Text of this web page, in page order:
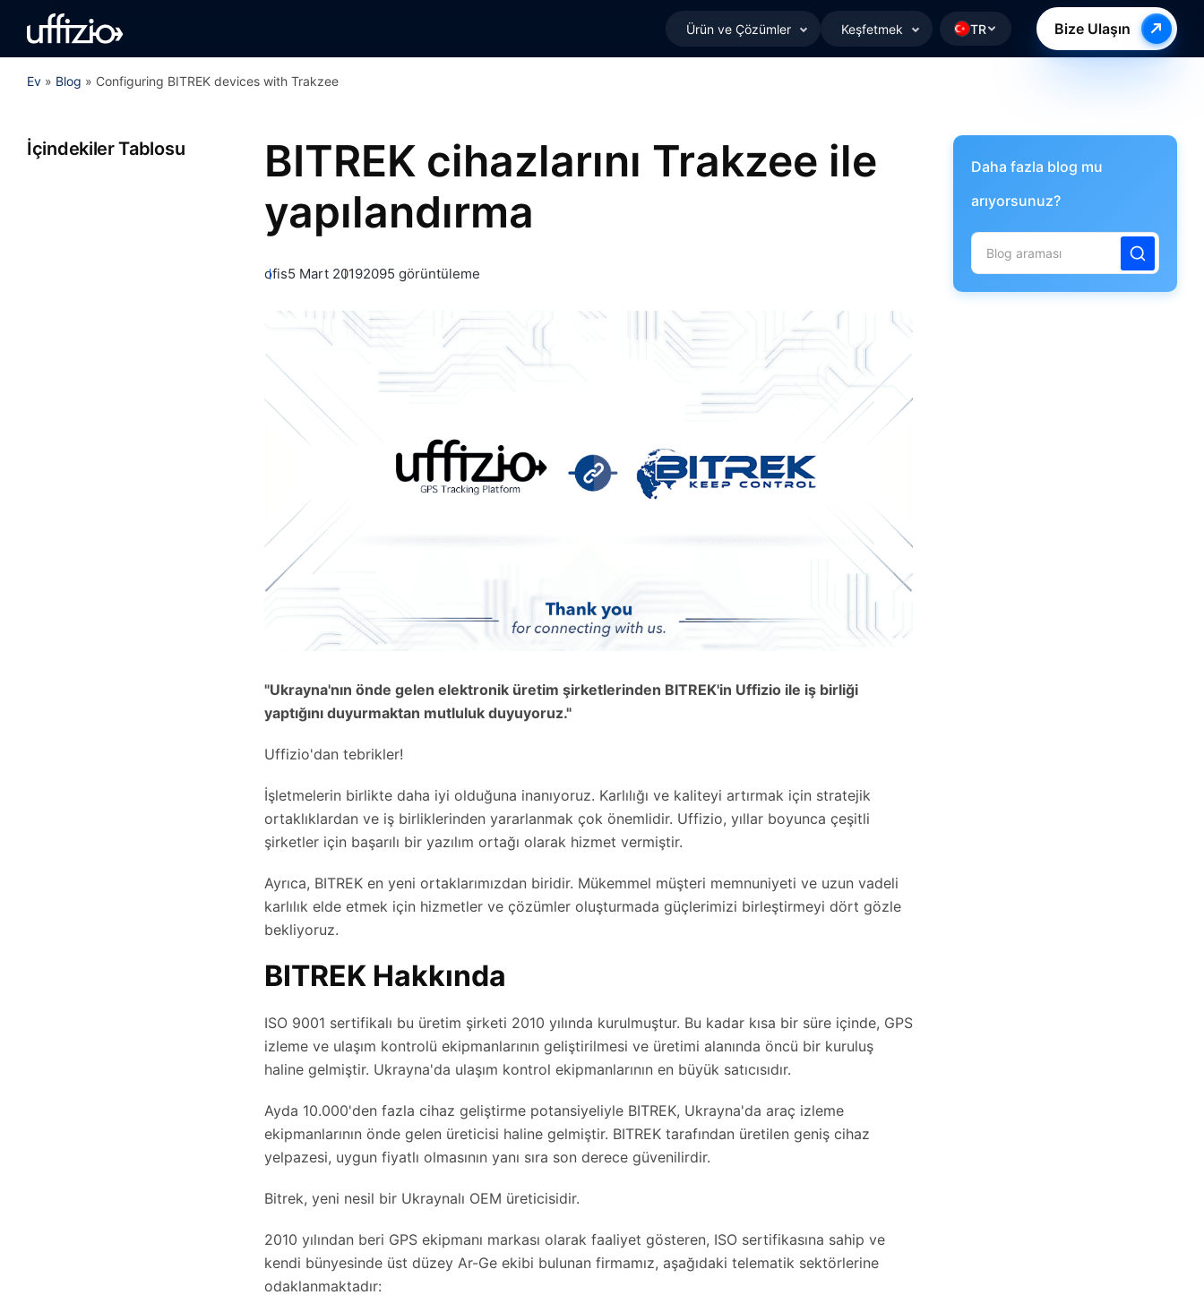
Ürün ve Çözümler Keşfetmek TR Bize Ulaşın
Ev » Blog » Configuring BITREK devices with Trakzee
İçindekiler Tablosu
BITREK cihazlarını Trakzee ile
yapılandırma
ofis5 Mart 20192095 görüntüleme
"Ukrayna'nın önde gelen elektronik üretim şirketlerinden BITREK'in Uffizio ile iş birliği
yaptığını duyurmaktan mutluluk duyuyoruz."
Uffizio'dan tebrikler!
İşletmelerin birlikte daha iyi olduğuna inanıyoruz. Karlılığı ve kaliteyi artırmak için stratejik
ortaklıklardan ve iş birliklerinden yararlanmak çok önemlidir. Uffizio, yıllar boyunca çeşitli
şirketler için başarılı bir yazılım ortağı olarak hizmet vermiştir.
Ayrıca, BITREK en yeni ortaklarımızdan biridir. Mükemmel müşteri memnuniyeti ve uzun vadeli
karlılık elde etmek için hizmetler ve çözümler oluşturmada güçlerimizi birleştirmeyi dört gözle
bekliyoruz.
BITREK Hakkında
ISO 9001 sertifikalı bu üretim şirketi 2010 yılında kurulmuştur. Bu kadar kısa bir süre içinde, GPS
izleme ve ulaşım kontrolü ekipmanlarının geliştirilmesi ve üretimi alanında öncü bir kuruluş
haline gelmiştir. Ukrayna'da ulaşım kontrol ekipmanlarının en büyük satıcısıdır.
Ayda 10.000'den fazla cihaz geliştirme potansiyeliyle BITREK, Ukrayna'da araç izleme
ekipmanlarının önde gelen üreticisi haline gelmiştir. BITREK tarafından üretilen geniş cihaz
yelpazesi, uygun fiyatlı olmasının yanı sıra son derece güvenilirdir.
Bitrek, yeni nesil bir Ukraynalı OEM üreticisidir.
2010 yılından beri GPS ekipmanı markası olarak faaliyet gösteren, ISO sertifikasına sahip ve
kendi bünyesinde üst düzey Ar-Ge ekibi bulunan firmamız, aşağıdaki telematik sektörlerine
odaklanmaktadır:
Daha fazla blog mu
arıyorsunuz?